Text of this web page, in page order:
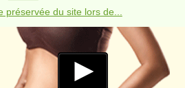
préservée du site lors de...